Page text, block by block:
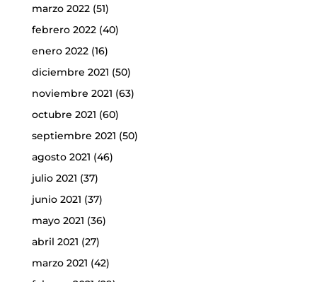
marzo 2022(51)
febrero 2022(40)
enero 2022(16)
diciembre 2021 (50)
noviembre 2021 (63)
octubre 2021 (60)
septiembre 2021 (50)
agosto 2021 (46)
julio 2021 (37)
junio 2021 (37)
mayo 2021 (36)
abril 2021 (27)
marzo 2021 (42)